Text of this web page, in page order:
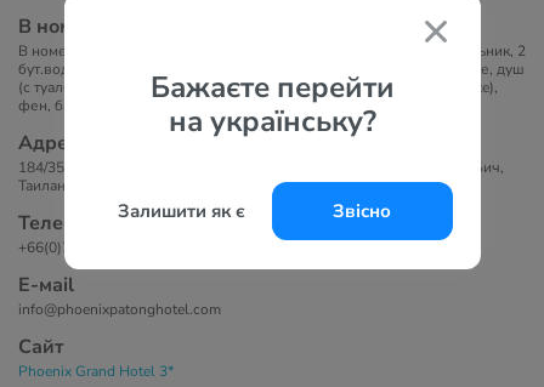
Бажаєте перейти
на українську?
Залишити як є Звісно
В номерах
В номерах: кондиционер, ТВ, телефон, Wi-Fi, сейф, мини-холодильник, 2
бут.воды ежедневно бесплатно, набор для приготовления чая/кофе, душ
(с туалетными принадлежностями), халаты и тапочки (номера deluxe),
фен, балкон.
Адрес
184/35-39 Phungmuang (Sai Kor) Rd., Patong Beach,, 83150 Патонг-Бич,
Таиланд
Телефоны
+66(0)76-390-482
Е-маil
info@phoenixpatonghotel.com
Сайт
Phoenix Grand Hotel 3*